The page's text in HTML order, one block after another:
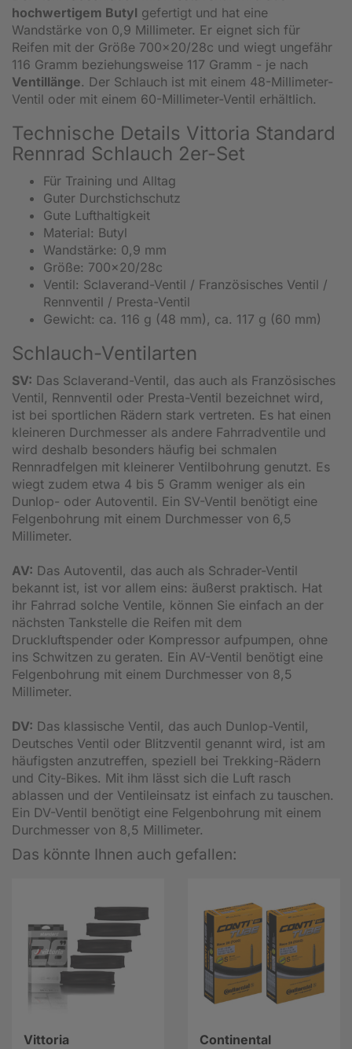
hochwertigem Butyl gefertigt und hat eine
Wandstärke von 0,9 Millimeter. Er eignet sich für
Reifen mit der Größe 700x20/28c und wiegt ungefähr
116 Gramm beziehungsweise 117 Gramm - je nach
Ventillänge. Der Schlauch ist mit einem 48-Millimeter-
Ventil oder mit einem 60-Millimeter-Ventil erhältlich.
Technische Details Vittoria Standard
Rennrad Schlauch 2er-Set
Für Training und Alltag
Guter Durchstichschutz
Gute Lufthaltigkeit
Material: Butyl
Wandstärke: 0,9 mm
Größe: 700x20/28c
Ventil: Sclaverand-Ventil / Französisches Ventil /
Rennventil / Presta-Ventil
Gewicht: ca. 116 g (48 mm), ca. 117 g (60 mm)
Schlauch-Ventilarten
SV: Das Sclaverand-Ventil, das auch als Französisches
Ventil, Rennventil oder Presta-Ventil bezeichnet wird,
ist bei sportlichen Rädern stark vertreten. Es hat einen
kleineren Durchmesser als andere Fahrradventile und
wird deshalb besonders häufig bei schmalen
Rennradfelgen mit kleinerer Ventilbohrung genutzt. Es
wiegt zudem etwa 4 bis 5 Gramm weniger als ein
Dunlop- oder Autoventil. Ein SV-Ventil benötigt eine
Felgenbohrung mit einem Durchmesser von 6,5
Millimeter.
AV: Das Autoventil, das auch als Schrader-Ventil
bekannt ist, ist vor allem eins: äußerst praktisch. Hat
ihr Fahrrad solche Ventile, können Sie einfach an der
nächsten Tankstelle die Reifen mit dem
Druckluftspender oder Kompressor aufpumpen, ohne
ins Schwitzen zu geraten. Ein AV-Ventil benötigt eine
Felgenbohrung mit einem Durchmesser von 8,5
Millimeter.
DV: Das klassische Ventil, das auch Dunlop-Ventil,
Deutsches Ventil oder Blitzventil genannt wird, ist am
häufigsten anzutreffen, speziell bei Trekking-Rädern
und City-Bikes. Mit ihm lässt sich die Luft rasch
ablassen und der Ventileinsatz ist einfach zu tauschen.
Ein DV-Ventil benötigt eine Felgenbohrung mit einem
Durchmesser von 8,5 Millimeter.
Das könnte Ihnen auch gefallen:
Vittoria
Continental